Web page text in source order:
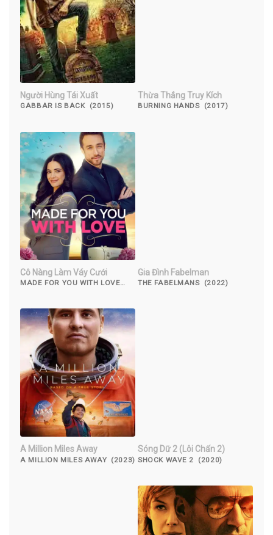
Người Hùng Tái Xuất
GABBAR IS BACK (2015)
Thừa Thắng Truy Kích
BURNING HANDS (2017)
Cô Nàng Làm Váy Cưới
MADE FOR YOU WITH LOVE
Gia Đình Fabelman
THE FABELMANS (2022)
A Million Miles Away
A MILLION MILES AWAY (2023)
Sóng Dữ 2 (Lôi Chấn 2)
SHOCK WAVE 2 (2020)